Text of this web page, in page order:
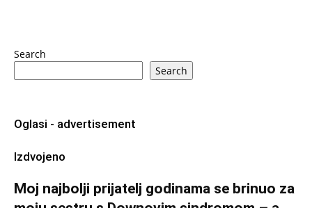
Search
Search
Oglasi - advertisement
Izdvojeno
Moj najbolji prijatelj godinama se brinuo za